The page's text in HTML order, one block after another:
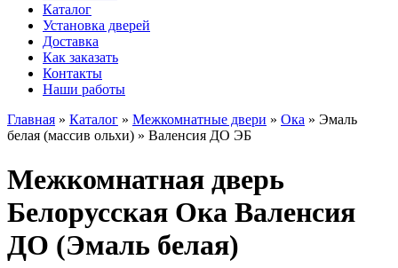
Каталог
Установка дверей
Доставка
Как заказать
Контакты
Наши работы
Главная » Каталог » Межкомнатные двери » Ока » Эмаль
белая (массив ольхи) » Валенсия ДО ЭБ
Межкомнатная дверь
Белорусская Ока Валенсия
ДО (Эмаль белая)